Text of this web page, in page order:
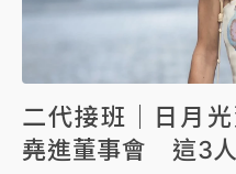
二代接班｜日月
堯進董事會 這3